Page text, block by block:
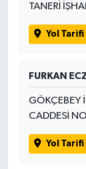
TANERİ
Yol Tarifi
FURKAN
GÖKÇEBEY
CADDESİ
Yol Tarifi